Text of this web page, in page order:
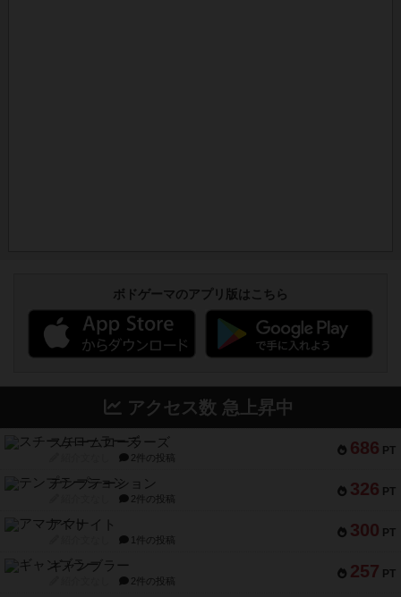
ボドゲーマのアプリ版はこちら
アクセス数 急上昇中
686 PT
スチームローラーズ
2件の投稿
326 PT
テンプテーション
2件の投稿
300 PT
アマナイト
1件の投稿
257 PT
ギャンブラー
2件の投稿